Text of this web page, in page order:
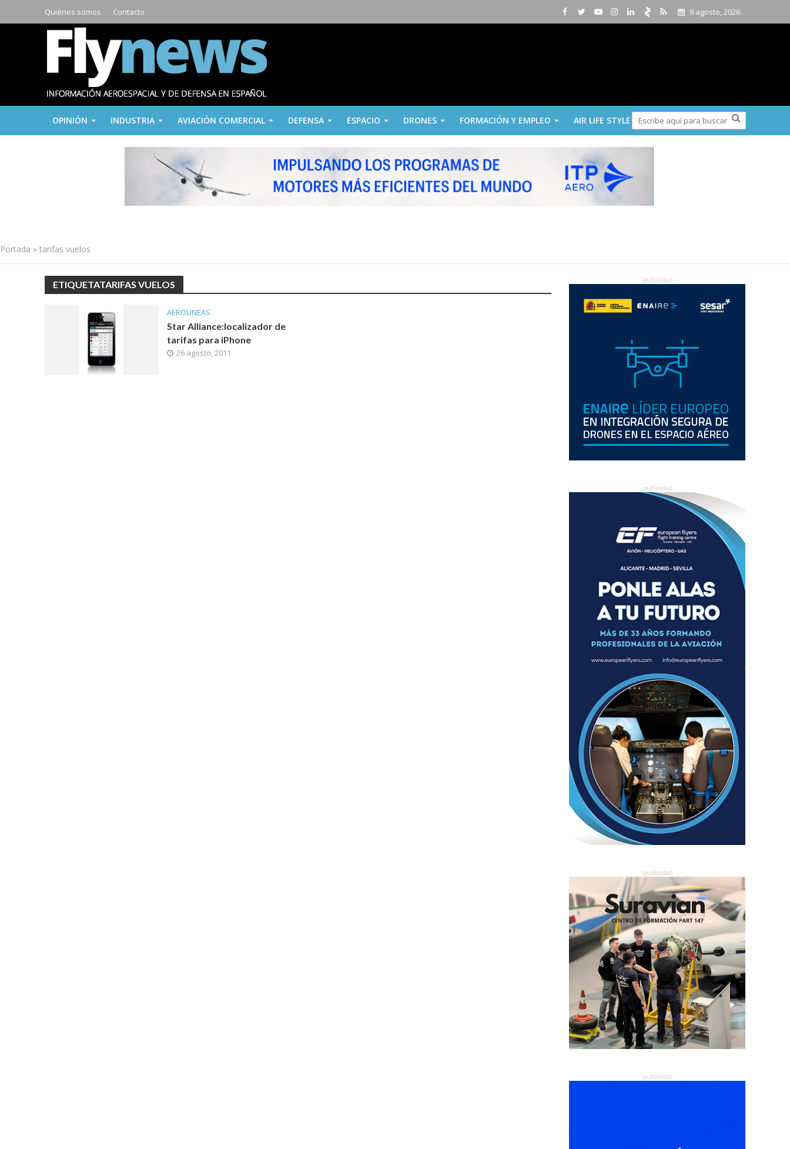
Quiénes somos Contacto 9 agosto, 2026
OPINIÓN INDUSTRIA AVIACIÓN COMERCIAL DEFENSA ESPACIO DRONES FORMACIÓN Y EMPLEO AIR LIFE STYLE
Portada » tarifas vuelos
ETIQUETATARIFAS VUELOS
AEROLINEAS
Star Alliance:localizador de
tarifas para iPhone
26 agosto, 2011